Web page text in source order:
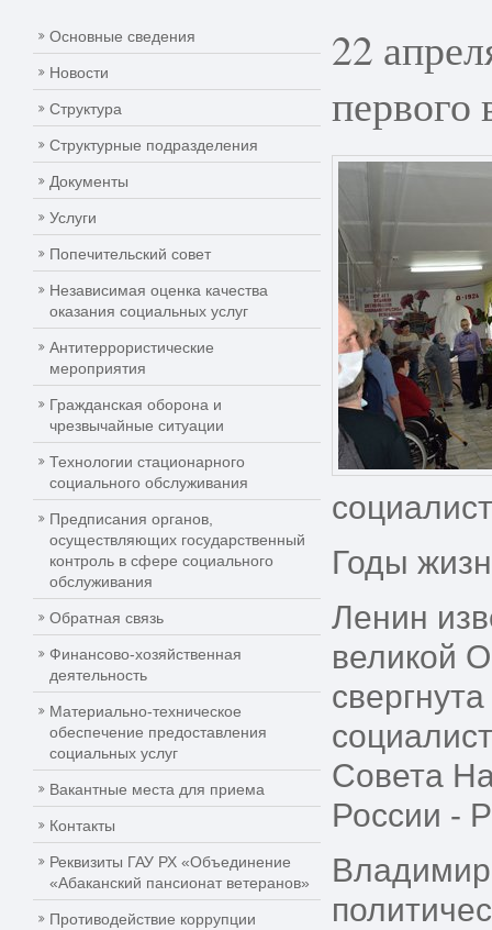
Основные сведения
Новости
Структура
Структурные подразделения
Документы
Услуги
Попечительский совет
Независимая оценка качества
оказания социальных услуг
Антитеррористические
мероприятия
Гражданская оборона и
чрезвычайные ситуации
Технологии стационарного
социального обслуживания
Предписания органов,
осуществляющих государственный
контроль в сфере социального
обслуживания
Обратная связь
Финансово-хозяйственная
деятельность
Материально-техническое
обеспечение предоставления
социальных услуг
Вакантные места для приема
Контакты
Реквизиты ГАУ РХ «Объединение
«Абаканский пансионат ветеранов»
Противодействие коррупции
22
Годы
Ленин
великой
Совета
России -